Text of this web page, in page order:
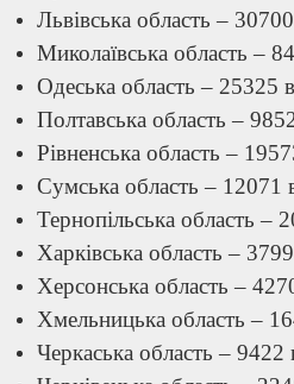
Львівська область –
Миколаївська область –
Одеська область – 25325
Полтавська область –
Рівненська область –
Сумська область – 12071
Тернопільська область –
Харківська область –
Херсонська область –
Хмельницька область –
Черкаська область – 9422